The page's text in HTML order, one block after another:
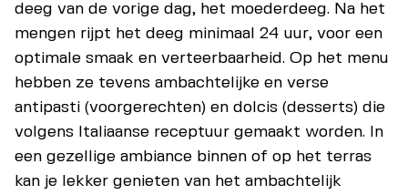
deeg van de vorige dag, het moederdeeg. Na het
mengen rijpt het deeg minimaal 24 uur, voor een
optimale smaak en verteerbaarheid. Op het menu
hebben ze tevens ambachtelijke en verse
antipasti (voorgerechten) en dolcis (desserts) die
volgens Italiaanse receptuur gemaakt worden. In
een gezellige ambiance binnen of op het terras
kan je lekker genieten van het ambachtelijk